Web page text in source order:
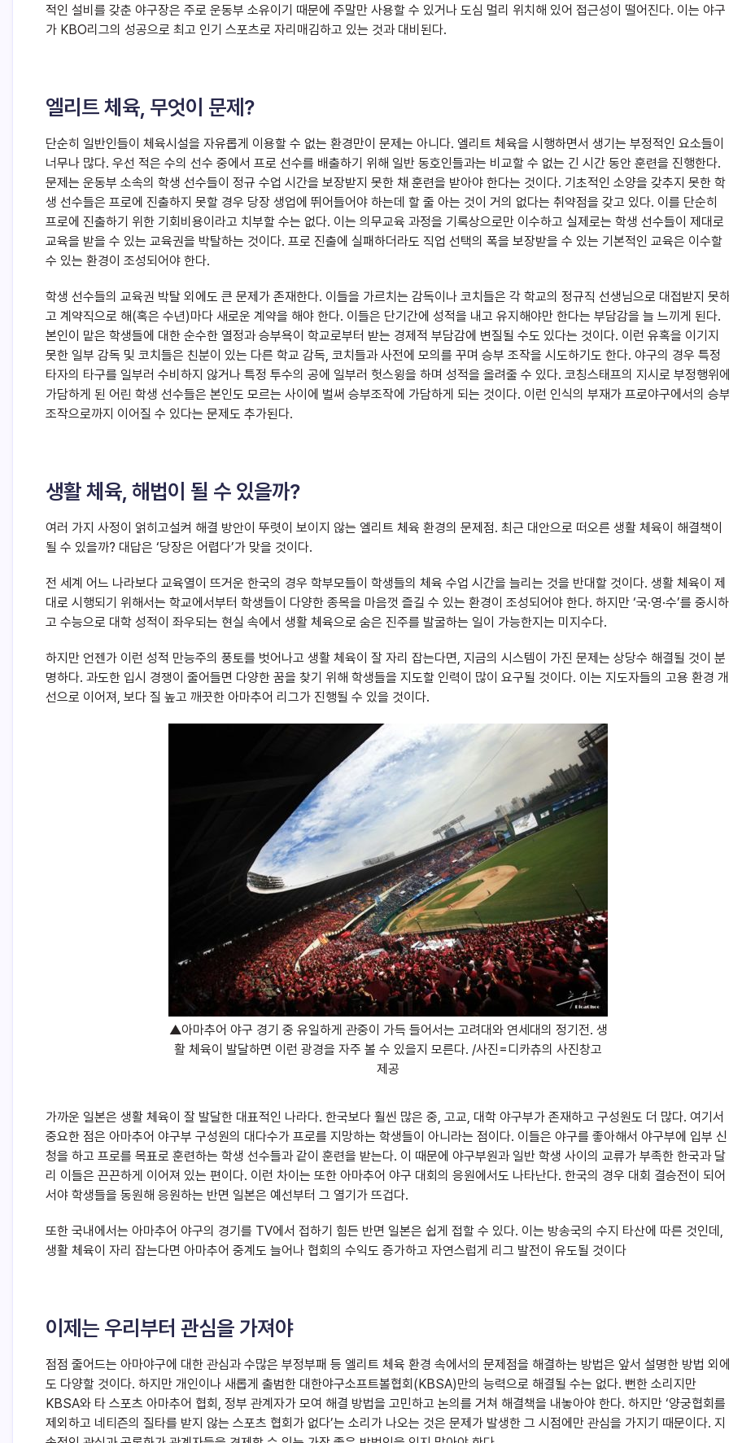
적인 설비를 갖춘 야구장은 주로 운동부 소유이기 때문에 주말만 사용할 수 있거나 도심 멀리 위치해 있어 접근성이 떨어진다. 이는 야구
가 KBO리그의 성공으로 최고 인기 스포츠로 자리매김하고 있는 것과 대비된다.
엘리트 체육, 무엇이 문제?
단순히 일반인들이 체육시설을 자유롭게 이용할 수 없는 환경만이 문제는 아니다. 엘리트 체육을 시행하면서 생기는 부정적인 요소들이
너무나 많다. 우선 적은 수의 선수 중에서 프로 선수를 배출하기 위해 일반 동호인들과는 비교할 수 없는 긴 시간 동안 훈련을 진행한다.
문제는 운동부 소속의 학생 선수들이 정규 수업 시간을 보장받지 못한 채 훈련을 받아야 한다는 것이다. 기초적인 소양을 갖추지 못한 학
생 선수들은 프로에 진출하지 못할 경우 당장 생업에 뛰어들어야 하는데 할 줄 아는 것이 거의 없다는 취약점을 갖고 있다. 이를 단순히
프로에 진출하기 위한 기회비용이라고 치부할 수는 없다. 이는 의무교육 과정을 기록상으로만 이수하고 실제로는 학생 선수들이 제대로
교육을 받을 수 있는 교육권을 박탈하는 것이다. 프로 진출에 실패하더라도 직업 선택의 폭을 보장받을 수 있는 기본적인 교육은 이수할
수 있는 환경이 조성되어야 한다.
학생 선수들의 교육권 박탈 외에도 큰 문제가 존재한다. 이들을 가르치는 감독이나 코치들은 각 학교의 정규직 선생님으로 대접받지 못
고 계약직으로 해(혹은 수년)마다 새로운 계약을 해야 한다. 이들은 단기간에 성적을 내고 유지해야만 한다는 부담감을 늘 느끼게 된다.
본인이 맡은 학생들에 대한 순수한 열정과 승부욕이 학교로부터 받는 경제적 부담감에 변질될 수도 있다는 것이다. 이런 유혹을 이기지
못한 일부 감독 및 코치들은 친분이 있는 다른 학교 감독, 코치들과 사전에 모의를 꾸며 승부 조작을 시도하기도 한다. 야구의 경우 특정
타자의 타구를 일부러 수비하지 않거나 특정 투수의 공에 일부러 헛스윙을 하며 성적을 올려줄 수 있다. 코칭스태프의 지시로 부정행위
가담하게 된 어린 학생 선수들은 본인도 모르는 사이에 벌써 승부조작에 가담하게 되는 것이다. 이런 인식의 부재가 프로야구에서의 승
조작으로까지 이어질 수 있다는 문제도 추가된다.
생활 체육, 해법이 될 수 있을까?
여러 가지 사정이 얽히고설켜 해결 방안이 뚜렷이 보이지 않는 엘리트 체육 환경의 문제점. 최근 대안으로 떠오른 생활 체육이 해결책이
될 수 있을까? 대답은 ‘당장은 어렵다’가 맞을 것이다.
전 세계 어느 나라보다 교육열이 뜨거운 한국의 경우 학부모들이 학생들의 체육 수업 시간을 늘리는 것을 반대할 것이다. 생활 체육이 제
대로 시행되기 위해서는 학교에서부터 학생들이 다양한 종목을 마음껏 즐길 수 있는 환경이 조성되어야 한다. 하지만 ‘국·영·수’를 중시하
고 수능으로 대학 성적이 좌우되는 현실 속에서 생활 체육으로 숨은 진주를 발굴하는 일이 가능한지는 미지수다.
하지만 언젠가 이런 성적 만능주의 풍토를 벗어나고 생활 체육이 잘 자리 잡는다면, 지금의 시스템이 가진 문제는 상당수 해결될 것이 분
명하다. 과도한 입시 경쟁이 줄어들면 다양한 꿈을 찾기 위해 학생들을 지도할 인력이 많이 요구될 것이다. 이는 지도자들의 고용 환경 개
선으로 이어져, 보다 질 높고 깨끗한 아마추어 리그가 진행될 수 있을 것이다.
▲아마추어 야구 경기 중 유일하게 관중이 가득 들어서는 고려대와 연세대의 정기전. 생
활 체육이 발달하면 이런 광경을 자주 볼 수 있을지 모른다. /사진=디카츄의 사진창고
제공
가까운 일본은 생활 체육이 잘 발달한 대표적인 나라다. 한국보다 훨씬 많은 중, 고교, 대학 야구부가 존재하고 구성원도 더 많다. 여기서
중요한 점은 아마추어 야구부 구성원의 대다수가 프로를 지망하는 학생들이 아니라는 점이다. 이들은 야구를 좋아해서 야구부에 입부 신
청을 하고 프로를 목표로 훈련하는 학생 선수들과 같이 훈련을 받는다. 이 때문에 야구부원과 일반 학생 사이의 교류가 부족한 한국과 달
리 이들은 끈끈하게 이어져 있는 편이다. 이런 차이는 또한 아마추어 야구 대회의 응원에서도 나타난다. 한국의 경우 대회 결승전이 되어
서야 학생들을 동원해 응원하는 반면 일본은 예선부터 그 열기가 뜨겁다.
또한 국내에서는 아마추어 야구의 경기를 TV에서 접하기 힘든 반면 일본은 쉽게 접할 수 있다. 이는 방송국의 수지 타산에 따른 것인데,
생활 체육이 자리 잡는다면 아마추어 중계도 늘어나 협회의 수익도 증가하고 자연스럽게 리그 발전이 유도될 것이다
이제는 우리부터 관심을 가져야
점점 줄어드는 아마야구에 대한 관심과 수많은 부정부패 등 엘리트 체육 환경 속에서의 문제점을 해결하는 방법은 앞서 설명한 방법 외
도 다양할 것이다. 하지만 개인이나 새롭게 출범한 대한야구소프트볼협회(KBSA)만의 능력으로 해결될 수는 없다. 뻔한 소리지만
KBSA와 타 스포츠 아마추어 협회, 정부 관계자가 모여 해결 방법을 고민하고 논의를 거쳐 해결책을 내놓아야 한다. 하지만 ‘양궁협회를
제외하고 네티즌의 질타를 받지 않는 스포츠 협회가 없다’는 소리가 나오는 것은 문제가 발생한 그 시점에만 관심을 가지기 때문이다. 지